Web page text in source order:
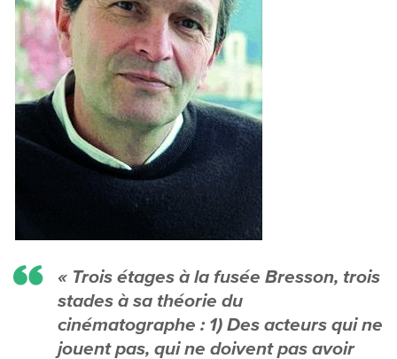
« Trois étages à la fusée Bresson, trois
stades à sa théorie du
cinématographe : 1) Des acteurs qui ne
jouent pas, qui ne doivent pas avoir